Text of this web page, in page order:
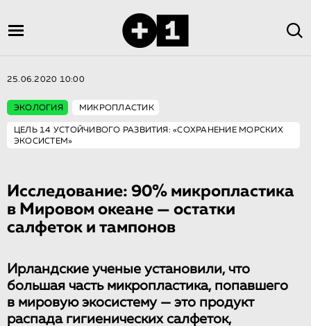
25.06.2020 10:00
ЭКОЛОГИЯ МИКРОПЛАСТИК
ЦЕЛЬ 14 УСТОЙЧИВОГО РАЗВИТИЯ: «СОХРАНЕНИЕ МОРСКИХ
ЭКОСИСТЕМ»
Исследование: 90% микропластика
в Мировом океане — остатки
салфеток и тампонов
Ирландские ученые установили, что
большая часть микропластика, попавшего
в мировую экосистему — это продукт
распада гигиенических салфеток,